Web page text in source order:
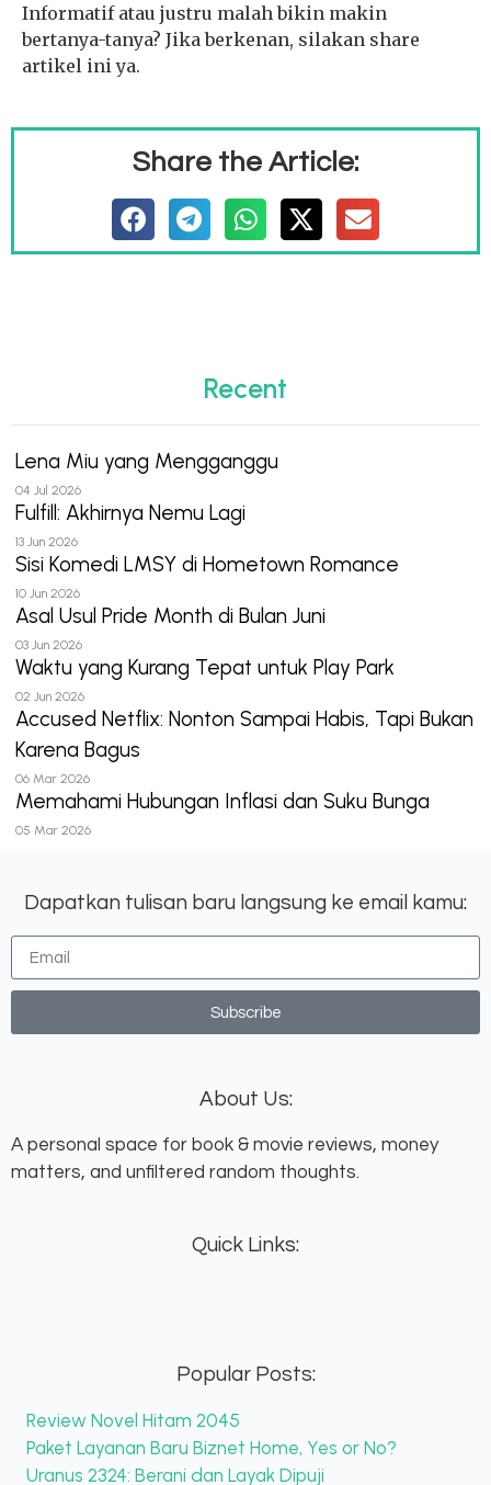
Informatif atau justru malah bikin makin
bertanya-tanya? Jika berkenan, silakan share
artikel ini ya.
Share the Article:
Recent
Lena Miu yang Mengganggu
04 Jul 2026
Fulfill: Akhirnya Nemu Lagi
13 Jun 2026
Sisi Komedi LMSY di Hometown Romance
10 Jun 2026
Asal Usul Pride Month di Bulan Juni
03 Jun 2026
Waktu yang Kurang Tepat untuk Play Park
02 Jun 2026
Accused Netflix: Nonton Sampai Habis, Tapi Bukan
Karena Bagus
06 Mar 2026
Memahami Hubungan Inflasi dan Suku Bunga
05 Mar 2026
Dapatkan tulisan baru langsung ke email kamu:
Subscribe
About Us:
A personal space for book & movie reviews, money
matters, and unfiltered random thoughts.
Quick Links:
Popular Posts:
Review Novel Hitam 2045
Paket Layanan Baru Biznet Home, Yes or No?
Uranus 2324: Berani dan Layak Dipuji